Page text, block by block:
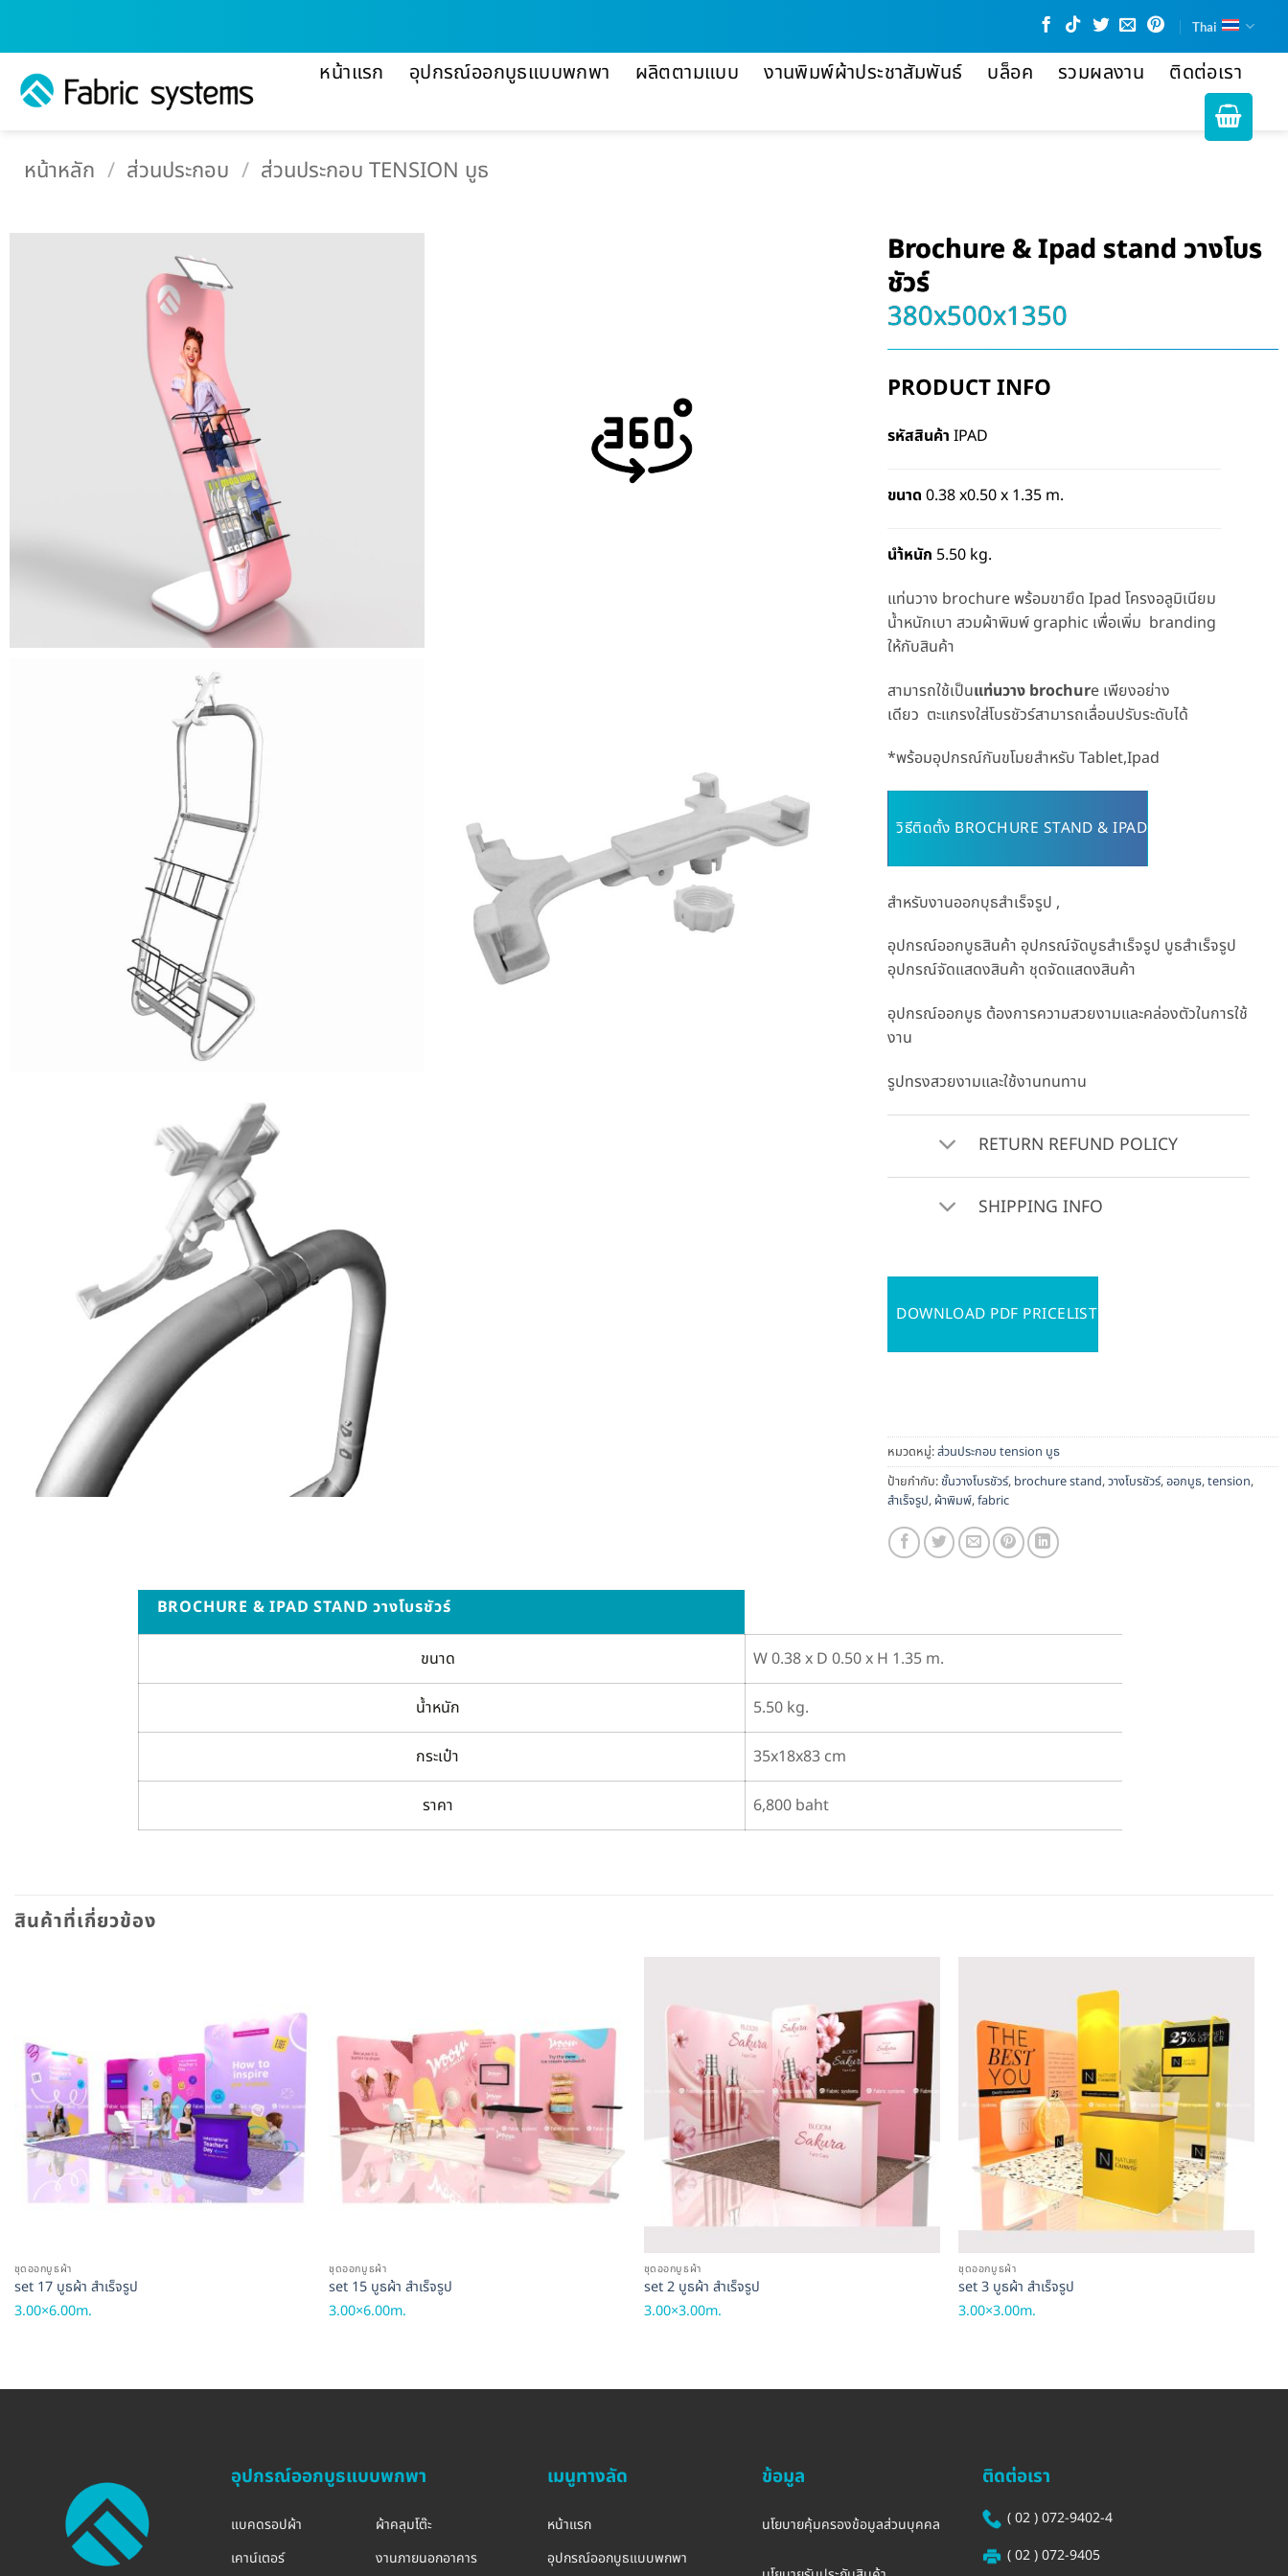
ยัง
เนื้อหา
Thai
หน้าแรก อุปกรณ์ออกบูธแบบพกพา ผลิตตามแบบ งานพิมพ์ผ้าประชาสัมพันธ์ บล็อค รวมผลงาน ติดต่อเรา
หน้าหลัก / ส่วนประกอบ / ส่วนประกอบ TENSION บูธ
Brochure & Ipad stand วางโบร
ชัวร์
380x500x1350
PRODUCT INFO
รหัสสินค้า IPAD
ขนาด 0.38 x0.50 x 1.35 m.
นำ้หนัก 5.50 kg.
แท่นวาง brochure พร้อมขายึด Ipad โครงอลูมิเนียม
น้ำหนักเบา สวมผ้าพิมพ์ graphic เพื่อเพิ่ม branding
ให้กับสินค้า
สามารถใช้เป็นแท่นวาง brochure เพียงอย่าง
เดียว ตะแกรงใส่โบรชัวร์สามารถเลื่อนปรับระดับได้
*พร้อมอุปกรณ์กันขโมยสำหรับ Tablet,Ipad
วิธีติดตั้ง BROCHURE STAND & IPAD
สำหรับงานออกบุธสำเร็จรูป ,
อุปกรณ์ออกบูธสินค้า อุปกรณ์จัดบูธสำเร็จรูป บูธสำเร็จรูป
อุปกรณ์จัดแสดงสินค้า ชุดจัดแสดงสินค้า
อุปกรณ์ออกบูธ ต้องการความสวยงามและคล่องตัวในการใช้
งาน
รูปทรงสวยงามและใช้งานทนทาน
RETURN REFUND POLICY
SHIPPING INFO
DOWNLOAD PDF PRICELIST
หมวดหมู่:ส่วนประกอบ tension บูธ
ป้ายกำกับ:ชั้นวางโบรชัวร์, brochure stand,วางโบรชัวร์,ออกบูธ,tension,
สำเร็จรูป, ผ้าพิมพ์,fabric
BROCHURE & IPAD STAND วางโบรชัวร์
ขนาด W 0.38 x D 0.50 x H 1.35 m.
น้ำหนัก 5.50 kg.
กระเป๋า 35x18x83 cm
ราคา 6,800 baht
สินค้าที่เกี่ยวข้อง
ชุดออกบูธผ้า
set 17 บูธผ้า สำเร็จรูป
3.00×6.00m.
ชุดออกบูธผ้า
set 15 บูธผ้า สำเร็จรูป
3.00×6.00m.
ชุดออกบูธผ้า
set 2 บูธผ้า สำเร็จรูป
3.00×3.00m.
ชุดออกบูธผ้า
set 3 บูธผ้า สำเร็จรูป
3.00×3.00m.
อุปกรณ์ออกบูธแบบพกพา
แบคดรอปผ้า
เคาน์เตอร์
ผ้าคลุมโต๊ะ
งานภายนอกอาคาร
เมนูทางลัด
หน้าแรก
อุปกรณ์ออกบูธแบบพกพา
ข้อมูล
นโยบายคุ้มครองข้อมูลส่วนบุคคล
ติดต่อเรา
( 02 ) 072-9402-4
( 02 ) 072-9405